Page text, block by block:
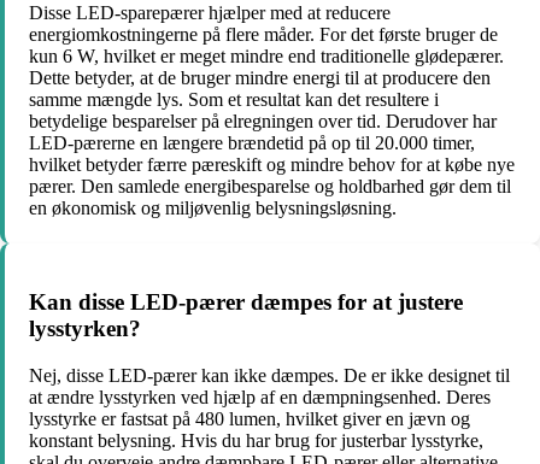
Disse LED-sparepærer hjælper med at reducere
energiomkostningerne på flere måder. For det første bruger de
kun 6 W, hvilket er meget mindre end traditionelle glødepærer.
Dette betyder, at de bruger mindre energi til at producere den
samme mængde lys. Som et resultat kan det resultere i
betydelige besparelser på elregningen over tid. Derudover har
LED-pærerne en længere brændetid på op til 20.000 timer,
hvilket betyder færre pæreskift og mindre behov for at købe nye
pærer. Den samlede energibesparelse og holdbarhed gør dem til
en økonomisk og miljøvenlig belysningsløsning.
Kan disse LED-pærer dæmpes for at justere
lysstyrken?
Nej, disse LED-pærer kan ikke dæmpes. De er ikke designet til
at ændre lysstyrken ved hjælp af en dæmpningsenhed. Deres
lysstyrke er fastsat på 480 lumen, hvilket giver en jævn og
konstant belysning. Hvis du har brug for justerbar lysstyrke,